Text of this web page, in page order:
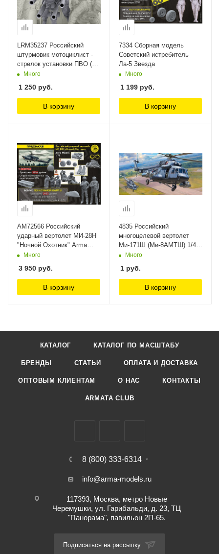
LRM35237 Российский
штурмовик мотоциклист -
стрелок установки ПВО (Не
для свободной продажи)
Много
1 250 руб.
В корзину
7334 Сборная модель
Советский истребитель
Ла-5 Звезда
Много
1 199 руб.
В корзину
AM72566 Российский
ударный вертолет МИ-28Н
"Ночной Охотник" Arma
Models, 1/72
Много
3 950 руб.
В корзину
4835 Российский
многоцелевой вертолет
Ми-171Ш (Ми-8АМТШ) 1/48
Звезда
Много
1 руб.
В корзину
КАТАЛОГ КАТАЛОГ ПО МАСШТАБУ
БРЕНДЫ СТАТЬИ ОПЛАТА И ДОСТАВКА
ОПТОВЫМ КЛИЕНТАМ О НАС КОНТАКТЫ
ARMATA CLUB
8 (800) 333-6314
info@arma-models.ru
117393, Москва, метро Новые
Черемушки, ул. Гарибальди, д. 23, ТЦ
"Панорама", павильон 2П-65.
Подписаться на рассылку